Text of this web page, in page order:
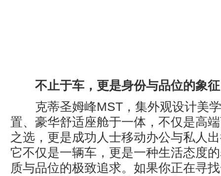
不止于车，更是身份与品位的象征
克蒂圣姆峰MST，集外观设计美学
置、豪华舒适座舱于一体，不仅是高
之选，更是成功人士移动办公与私人
它不仅是一辆车，更是一种生活态度
质与品位的极致追求。如果你正在寻